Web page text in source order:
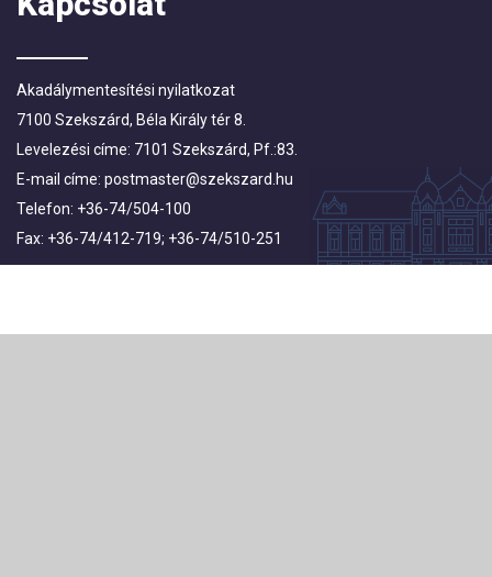
Akadálymentesítési nyilatkozat
7100 Szekszárd, Béla Király tér 8.
Levelezési címe: 7101 Szekszárd, Pf.:83.
E-mail címe: postmaster@szekszard.hu
Telefon: +36-74/504-100
Fax: +36-74/412-719; +36-74/510-251